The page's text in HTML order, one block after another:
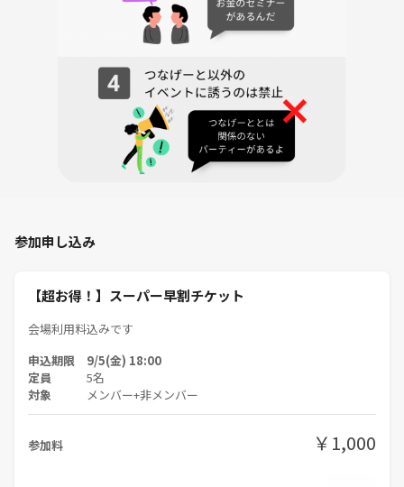
参加申し込み
【超お得！】スーパー早割チケット
会場利用料込みです
申込期限 9/5(金) 18:00
定員 5名
対象 メンバー+非メンバー
参加料 ￥1,000